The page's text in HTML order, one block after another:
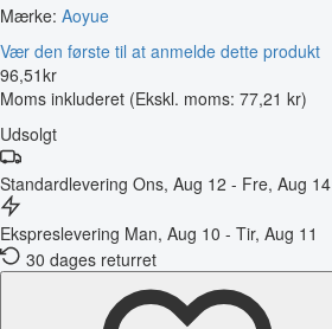
Mærke: Aoyue
Vær den første til at anmelde dette produkt
96,51kr
Moms inkluderet (Ekskl. moms: 77,21 kr)
Udsolgt
Standardlevering Ons, Aug 12 - Fre, Aug 14
Ekspreslevering Man, Aug 10 - Tir, Aug 11
30 dages returret